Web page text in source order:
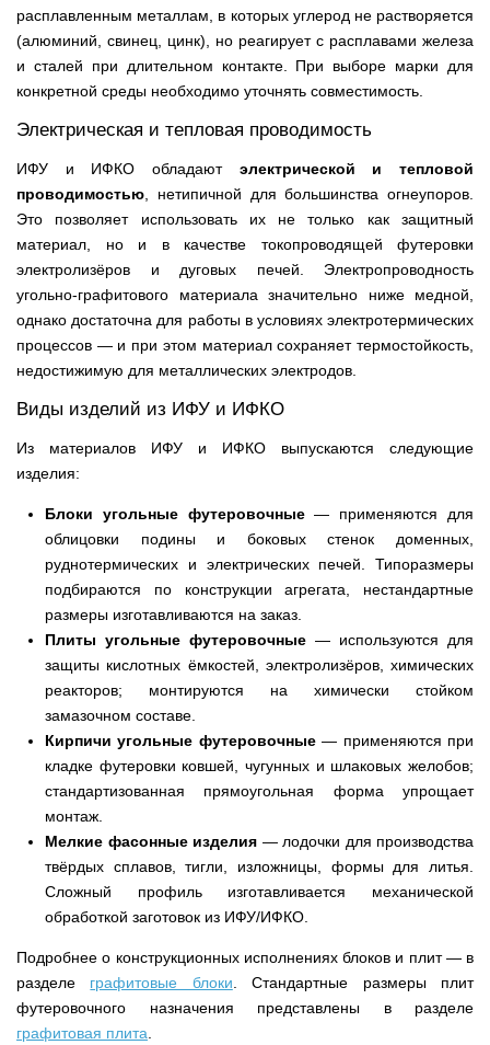
расплавленным металлам, в которых углерод не растворяется
(алюминий, свинец, цинк), но реагирует с расплавами железа
и сталей при длительном контакте. При выборе марки для
конкретной среды необходимо уточнять совместимость.
Электрическая и тепловая проводимость
ИФУ и ИФКО обладают электрической и тепловой
проводимостью , нетипичной для большинства огнеупоров.
Это позволяет использовать их не только как защитный
материал, но и в качестве токопроводящей футеровки
электролизёров и дуговых печей. Электропроводность
угольно-графитового материала значительно ниже медной,
однако достаточна для работы в условиях электротермических
процессов — и при этом материал сохраняет термостойкость,
недостижимую для металлических электродов.
Виды изделий из ИФУ и ИФКО
Из материалов ИФУ и ИФКО выпускаются следующие
изделия:
Блоки угольные футеровочные— применяются для
облицовки подины и боковых стенок доменных,
руднотермических и электрических печей. Типоразмеры
подбираются по конструкции агрегата, нестандартные
размеры изготавливаются на заказ.
Плиты угольные футеровочные — используются для
защиты кислотных ёмкостей, электролизёров, химических
реакторов; монтируются на химически стойком
замазочном составе.
Кирпичи угольные футеровочные— применяются при
кладке футеровки ковшей, чугунных и шлаковых желобов;
стандартизованная прямоугольная форма упрощает
монтаж.
Мелкие фасонные изделия — лодочки для производства
твёрдых сплавов, тигли, изложницы, формы для литья.
Сложный профиль изготавливается механической
обработкой заготовок из ИФУ/ИФКО.
Подробнее о конструкционных исполнениях блоков и плит — в
разделе графитовые блоки . Стандартные размеры плит
футеровочного назначения представлены в разделе
графитовая плита